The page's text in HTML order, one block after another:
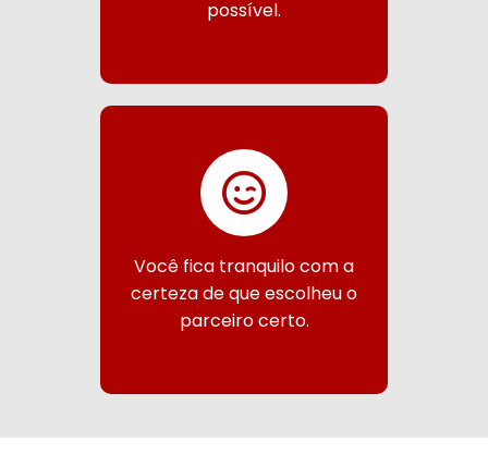
possível.
Você fica tranquilo com a
certeza de que escolheu o
parceiro certo.